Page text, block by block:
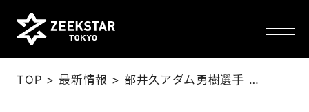
TOP > 最新情報 > 部井久アダム勇樹選手 テレビ出演のお知らせ（3/31）